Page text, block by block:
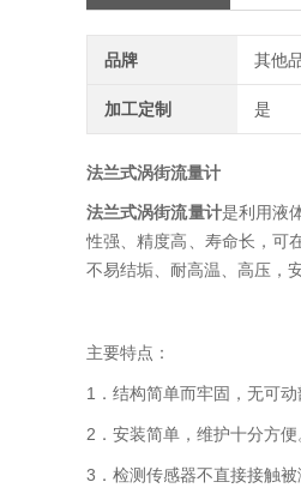
品牌 其他
加工定制 是
法兰式涡街流量计
法兰式涡街流量计是利用液
性强、精度高、寿命长，可
不易结垢、耐高温、高压，
主要特点：
1．结构简单而牢固，无可
2．安装简单，维护十分方便
3．检测传感器不直接接触被